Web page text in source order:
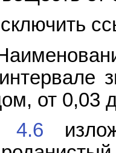
от 0,03
4.6